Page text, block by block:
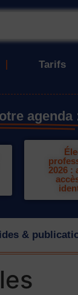
Tarifs
agenda
2026 :
&